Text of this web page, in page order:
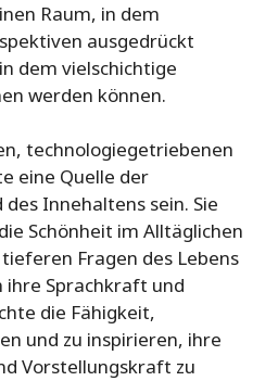
Raum, in dem
ausgedrückt
dem vielschichtige
werden können.
technologiegetriebenen
eine Quelle der
Innehaltens sein. Sie
Schönheit im Alltäglichen
Fragen des Lebens
ihre Sprachkraft und
die Fähigkeit,
und zu inspirieren, ihre
Vorstellungskraft zu